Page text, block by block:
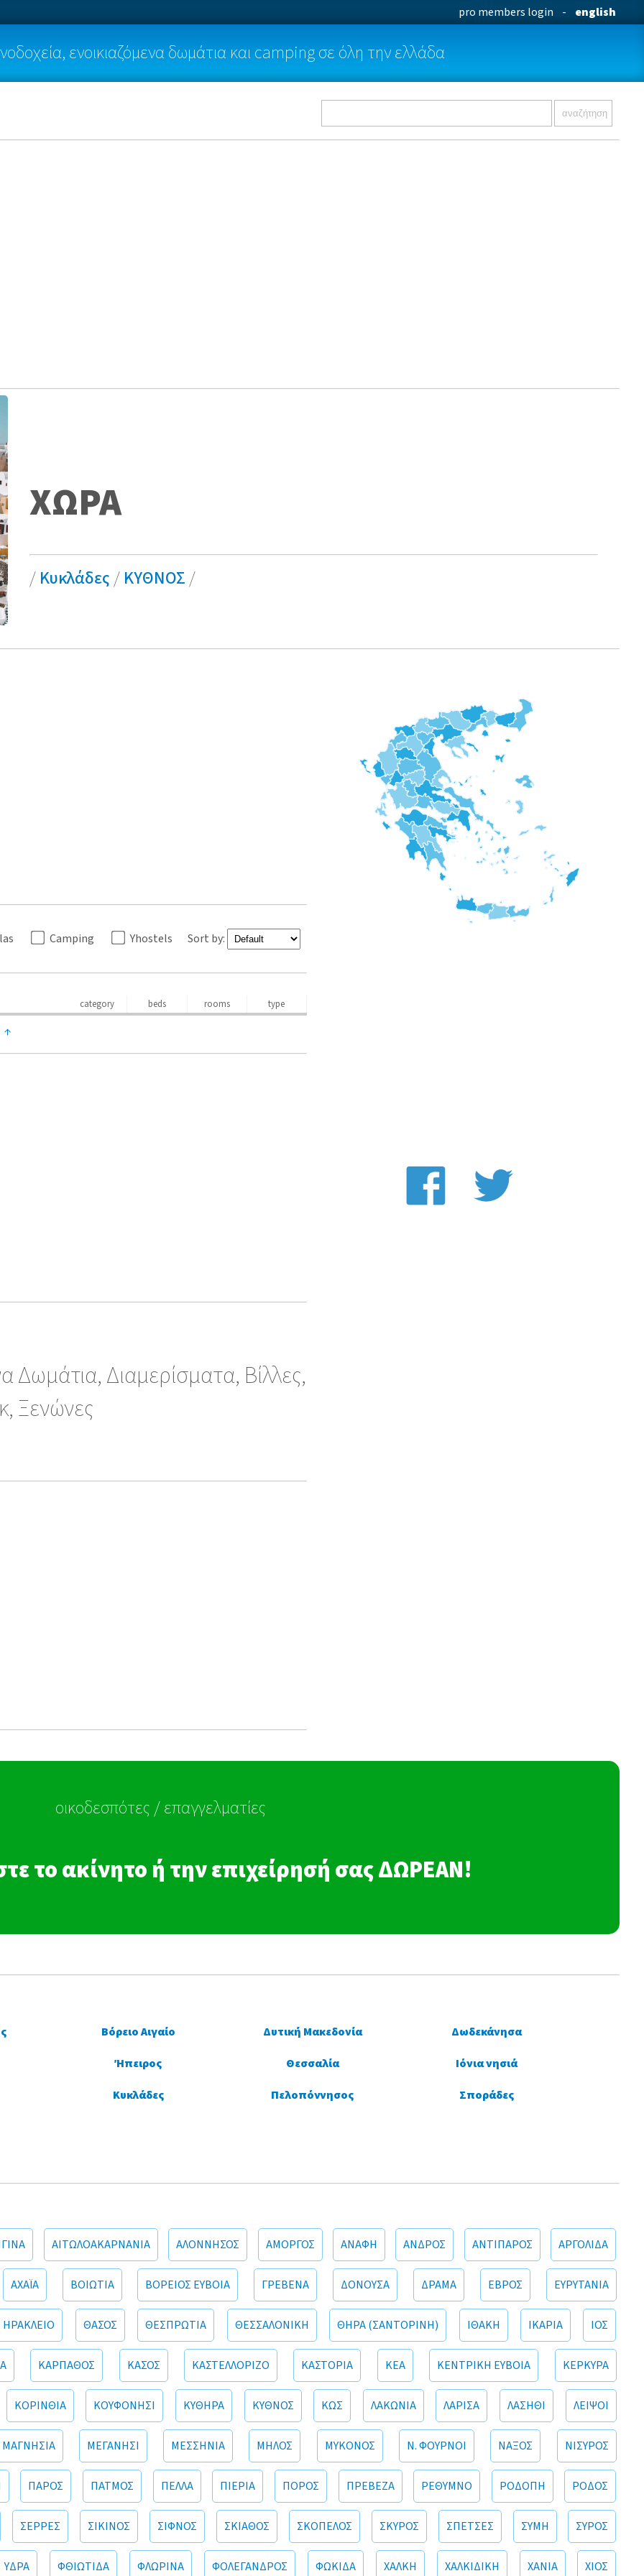
pro members login - english
ενοικιαζόμενα δωμάτια και camping σε όλη την ελλάδα
ΧΩΡΑ
/ Κυκλάδες / ΚΥΘΝΟΣ /
Camping Yhostels Sort by:
type
rooms
beds
category
↑
Δωμάτια, Διαμερίσματα, Βίλλες,
Ξενώνες
οικοδεσπότες / επαγγελματίες
το ακίνητο ή την επιχείρησή σας ΔΩΡΕΑΝ!
Βόρειο Αιγαίο Δυτική Μακεδονία
Δωδεκάνησα
Ήπειρος
Θεσσαλία
Ιόνια νησιά
Κυκλάδες
Πελοπόννησος Σποράδες
ΑΙΤΩΛΟΑΚΑΡΝΑΝΙΑ ΑΛΟΝΝΗΣΟΣ ΑΜΟΡΓΟΣ ΑΝΑΦΗ ΑΝΔΡΟΣ ΑΝΤΙΠΑΡΟΣ ΑΡΓΟΛΙΔΑ
ΑΧΑΪΑ ΒΟΙΩΤΙΑ ΒΟΡΕΙΟΣ ΕΥΒΟΙΑ ΓΡΕΒΕΝΑ ΔΟΝΟΥΣΑ ΔΡΑΜΑ ΕΒΡΟΣ ΕΥΡΥΤΑΝΙΑ
ΗΡΑΚΛΕΙΟ ΘΑΣΟΣ ΘΕΣΠΡΩΤΙΑ ΘΕΣΣΑΛΟΝΙΚΗ ΘΗΡΑ (ΣΑΝΤΟΡΙΝΗ) ΙΘΑΚΗ ΙΚΑΡΙΑ ΙΟΣ
ΚΑΡΠΑΘΟΣ ΚΑΣΟΣ ΚΑΣΤΕΛΛΟΡΙΖΟ ΚΑΣΤΟΡΙΑ ΚΕΑ ΚΕΝΤΡΙΚΗ ΕΥΒΟΙΑ ΚΕΡΚΥΡΑ
ΚΟΡΙΝΘΙΑ ΚΟΥΦΟΝΗΣΙ ΚΥΘΗΡΑ ΚΥΘΝΟΣ ΚΩΣ ΛΑΚΩΝΙΑ ΛΑΡΙΣΑ ΛΑΣΗΘΙ ΛΕΙΨΟΙ
ΜΑΓΝΗΣΙΑ ΜΕΓΑΝΗΣΙ ΜΕΣΣΗΝΙΑ ΜΗΛΟΣ ΜΥΚΟΝΟΣ Ν. ΦΟΥΡΝΟΙ ΝΑΞΟΣ ΝΙΣΥΡΟΣ
ΠΑΡΟΣ ΠΑΤΜΟΣ ΠΕΛΛΑ ΠΙΕΡΙΑ ΠΟΡΟΣ ΠΡΕΒΕΖΑ ΡΕΘΥΜΝΟ ΡΟΔΟΠΗ ΡΟΔΟΣ
ΣΕΡΡΕΣ ΣΙΚΙΝΟΣ ΣΙΦΝΟΣ ΣΚΙΑΘΟΣ ΣΚΟΠΕΛΟΣ ΣΚΥΡΟΣ ΣΠΕΤΣΕΣ ΣΥΜΗ ΣΥΡΟΣ
ΥΔΡΑ ΦΘΙΩΤΙΔΑ ΦΛΩΡΙΝΑ ΦΟΛΕΓΑΝΔΡΟΣ ΦΩΚΙΔΑ ΧΑΛΚΗ ΧΑΛΚΙΔΙΚΗ ΧΑΝΙΑ ΧΙΟΣ